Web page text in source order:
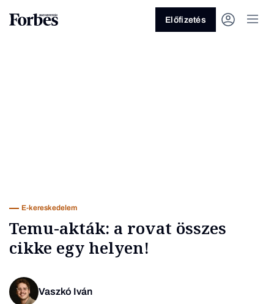
Üzlet
Előfizetés
E-kereskedelem
Temu-akták: a rovat összes
cikke egy helyen!
Vaszkó Iván